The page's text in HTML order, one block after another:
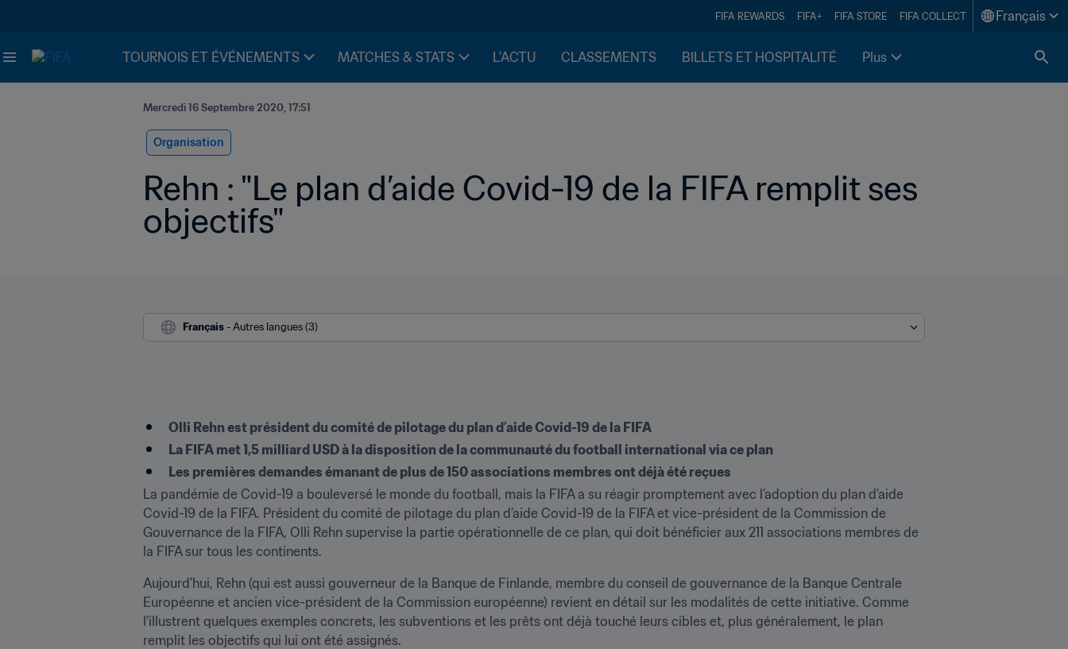
FIFA REWARDS FIFA+ FIFA STORE FIFA COLLECT Français
TOURNOIS ET ÉVÉNEMENTS MATCHES & STATS L'ACTU CLASSEMENTS BILLETS ET HOSPITALITÉ Plus
Mercredi 16 Septembre 2020, 17:51
Organisation
Rehn : "Le plan d’aide Covid-19 de la FIFA remplit ses
objectifs"
Français - Autres langues (3)
Olli Rehn est président du comité de pilotage du plan d’aide Covid-19 de la FIFA
La FIFA met 1,5 milliard USD à la disposition de la communauté du football international via ce plan
Les premières demandes émanant de plus de 150 associations membres ont déjà été reçues
La pandémie de Covid-19 a bouleversé le monde du football, mais la FIFA a su réagir promptement avec l’adoption du plan d’aide
Covid-19 de la FIFA. Président du comité de pilotage du plan d’aide Covid-19 de la FIFA et vice-président de la Commission de
Gouvernance de la FIFA, Olli Rehn supervise la partie opérationnelle de ce plan, qui doit bénéficier aux 211 associations membres de
la FIFA sur tous les continents.
Aujourd'hui, Rehn (qui est aussi gouverneur de la Banque de Finlande, membre du conseil de gouvernance de la Banque Centrale
Européenne et ancien vice-président de la Commission européenne) revient en détail sur les modalités de cette initiative. Comme
l'illustrent quelques exemples concrets, les subventions et les prêts ont déjà touché leurs cibles et, plus généralement, le plan
remplit les objectifs qui lui ont été assignés.